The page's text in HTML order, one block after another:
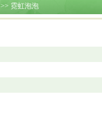
>> 霓虹泡泡